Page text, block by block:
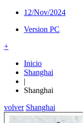
12/Nov/2024
Version PC
+
Inicio
Shanghai
|
Shanghai
volver Shanghai